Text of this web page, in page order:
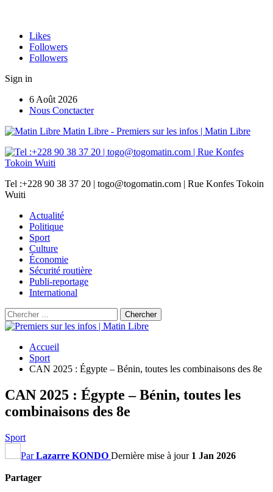
Likes
Followers
Followers
Sign in
6 Août 2026
Nous Conctacter
Matin Libre - Premiers sur les infos | Matin Libre
Tel :+228 90 38 37 20 | togo@togomatin.com | Rue Konfes Tokoin
Wuiti
Actualité
Politique
Sport
Culture
Économie
Sécurité routière
Publi-reportage
International
Accueil
Sport
CAN 2025 : Égypte – Bénin, toutes les combinaisons des 8e
CAN 2025 : Égypte – Bénin, toutes les
combinaisons des 8e
Sport
ParLazarre KONDO Dernière mise à jour 1 Jan 2026
Partager